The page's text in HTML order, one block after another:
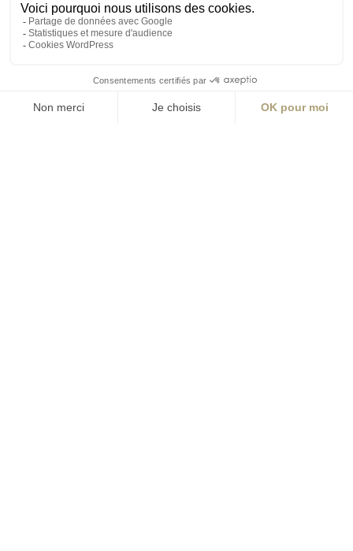
S'inscrire à la newsletter